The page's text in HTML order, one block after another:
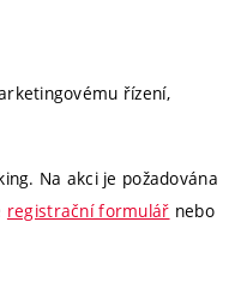
řízení,
Na akci je požadována
registrační formulář nebo